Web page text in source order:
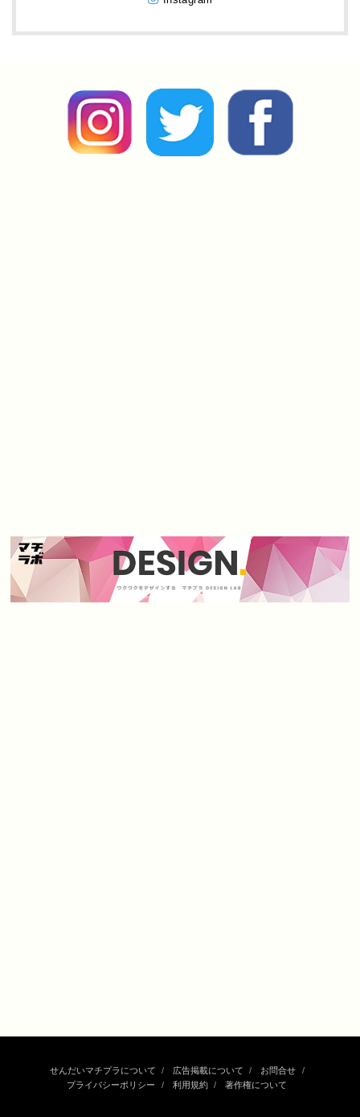
せんだいマチプラについて 広告掲載について
お問合せ
プライバシーポリシー
利用規約 著作権について